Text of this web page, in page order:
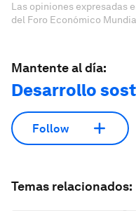
Las opiniones expresadas
del Foro Económico
Mantente al día:
Desarrollo
Follow
Temas relacionados: